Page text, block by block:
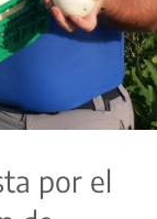
por el